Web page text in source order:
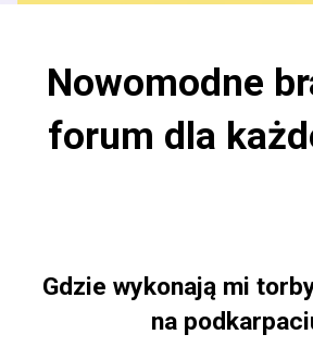
Nowomodne
forum dla
Gdzie wykonają mi
na